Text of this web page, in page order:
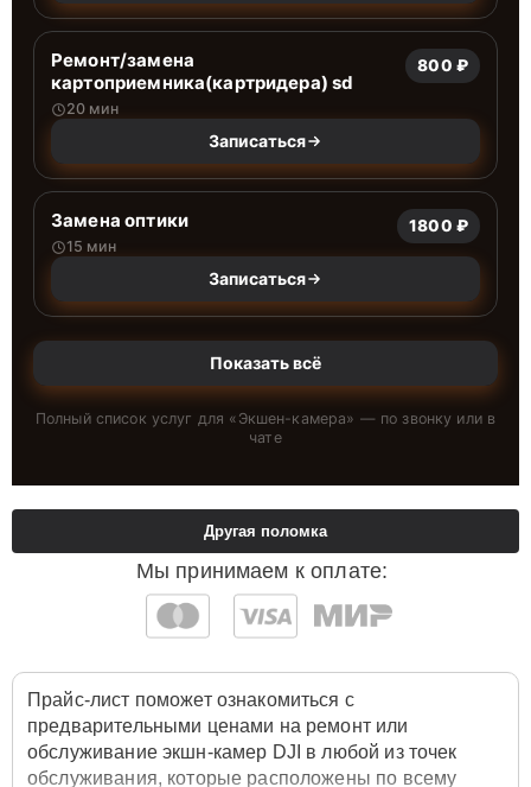
Ремонт/замена
картоприемника(картридера) sd
20 мин
800 ₽
Записаться
Замена оптики
15 мин
1800 ₽
Записаться
Показать всё
Полный список услуг для « Экшен-камера» — по звонку или в
чате
Мы принимаем к оплате:
Другая поломка
Прайс-лист поможет ознакомиться с
предварительными ценами на ремонт или
обслуживание экшн-камер DJI в любой из точек
обслуживания, которые расположены по всему